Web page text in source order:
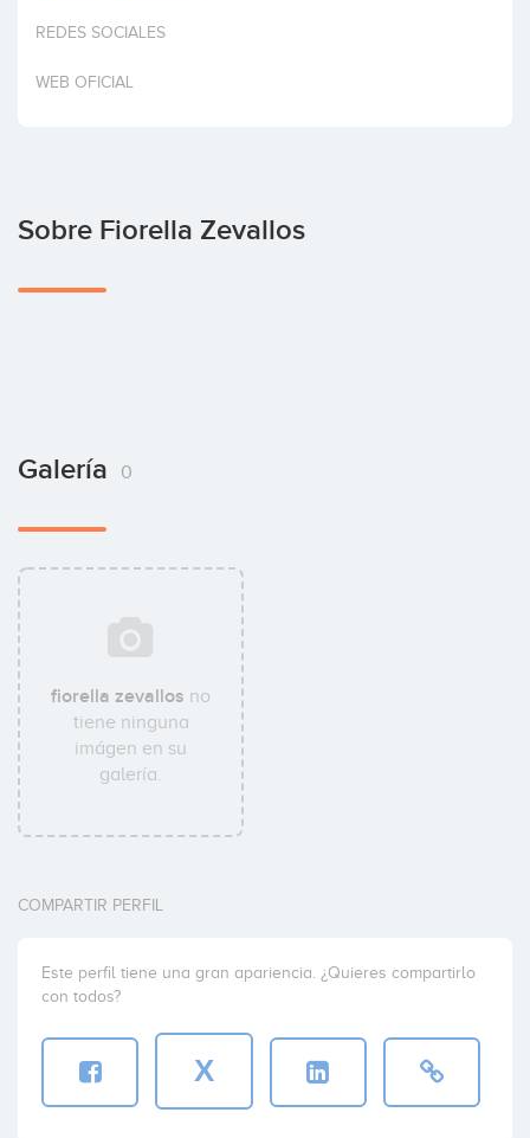
Invertir
REDES SOCIALES
WEB OFICIAL
Sobre Fiorella Zevallos
Galería 0
fiorella zevallos no
tiene ninguna
imágen en su
galería.
COMPARTIR PERFIL
Este perfil tiene una gran apariencia. ¿Quieres compartirlo
con todos?
X